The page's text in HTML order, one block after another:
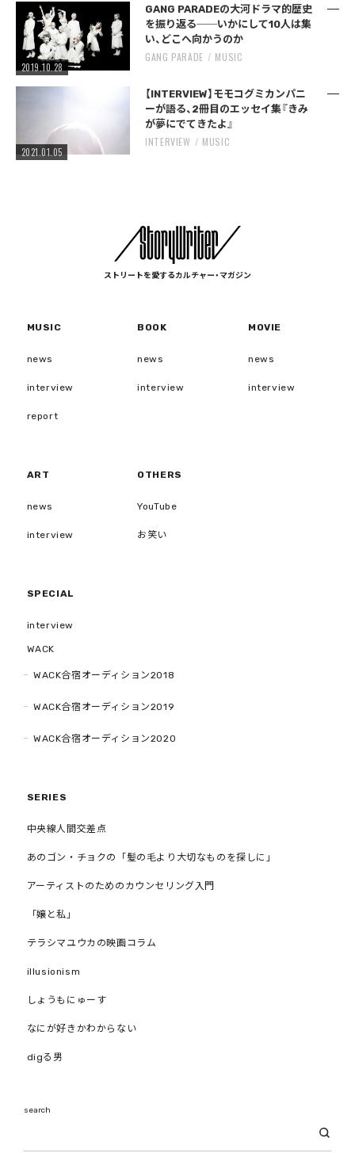
2019.10.28
GANG PARADEの大河ドラマ的歴史
を振り返る──いかにして10人は集
い、どこへ向かうのか
GANG PARADE MUSIC
2021.01.05
【INTERVIEW】モモコグミカンパニ
ーが語る、2冊目のエッセイ集『きみ
が夢にでてきたよ』
INTERVIEW MUSIC
ストリートを愛するカルチャー・マガジン
MUSIC
news
interview
report
BOOK
news
interview
MOVIE
news
interview
ART
news
interview
OTHERS
YouTube
お笑い
SPECIAL
interview
WACK
WACK合宿オーディション2018
WACK合宿オーディション2019
WACK合宿オーディション2020
SERIES
中央線人間交差点
あのゴン・チョクの「髪の毛より大切なものを探しに」
アーティストのためのカウンセリング入門
「嬢と私」
テラシマユウカの映画コラム
illusionism
しょうもにゅーす
なにが好きかわからない
digる男
search